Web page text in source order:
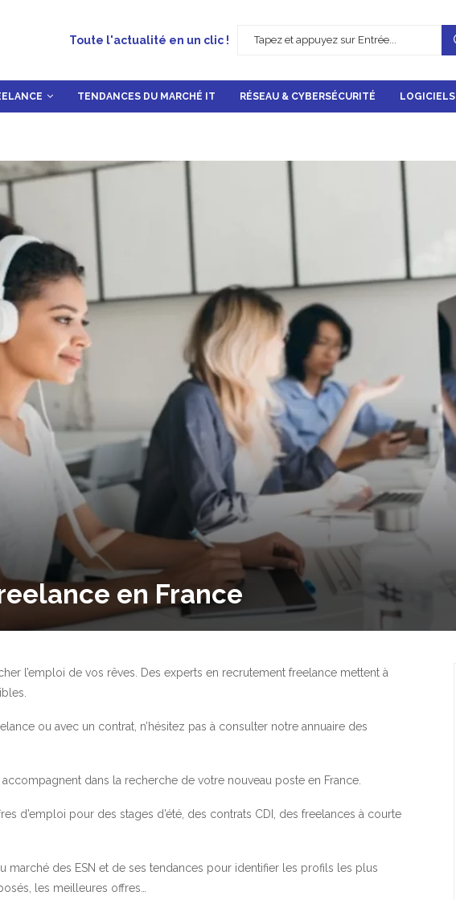
Toute l'actualité en un clic !
TENDANCES DU MARCHÉ IT RÉSEAU & CYBERSÉCURITÉ LOGICIELS
en France
l’emploi de vos rêves. Des experts en recrutement freelance mettent à
ou avec un contrat, n’hésitez pas à consulter notre annuaire des
dans la recherche de votre nouveau poste en France.
d’emploi pour des stages d’été, des contrats CDI, des freelances à courte
marché des ESN et de ses tendances pour identifier les profils les plus
les meilleures offres…